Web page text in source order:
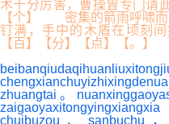
术十分厉害，曹操曾专门请
【个】 密集的箭雨呼啸而
钉满，手中的木盾在顷刻
【百】【分】【点】【。】
zhuangtai。
chuibuzou、sanbuchu，